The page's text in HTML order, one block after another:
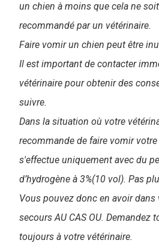
un chien à moins que cela ne
recommandé par un vétérinaire.
Faire vomir un chien peut être
Il est important de contacter
vétérinaire pour obtenir des
suivre.
Dans la situation où votre
recommande de faire vomir
s'effectue uniquement avec du
d’hydrogène à 3%(10 vol). Pas
Vous pouvez donc en avoir dans
secours AU CAS OU. Demandez
toujours à votre vétérinaire.